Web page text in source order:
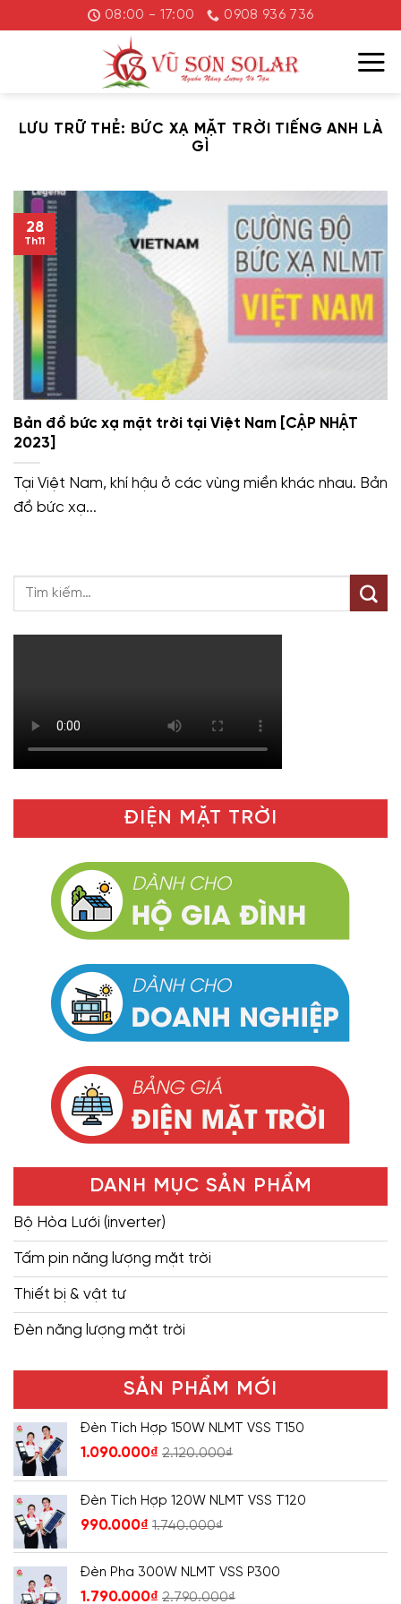
đến
08:00 - 17:00 0908 936 736
LƯU TRỮ THẺ: BỨC XẠ MẶT TRỜI TIẾNG ANH LÀ
GÌ
Bản đồ bức xạ mặt trời tại Việt Nam [CẬP NHẬT
2023]
Tại Việt Nam, khí hậu ở các vùng miền khác nhau. Bản
đồ bức xạ...
28
Th11
ĐIỆN MẶT TRỜI
DANH MỤC SẢN PHẨM
Bộ Hòa Lưới (inverter)
Tấm pin năng lượng mặt trời
Thiết bị & vật tư
Đèn năng lượng mặt trời
SẢN PHẨM MỚI
Đèn Tích Hợp 150W NLMT VSS T150
1.090.000₫ 2.120.000₫
Đèn Tích Hợp 120W NLMT VSS T120
990.000₫ 1.740.000₫
Đèn Pha 300W NLMT VSS P300
1.790.000₫ 2.790.000₫